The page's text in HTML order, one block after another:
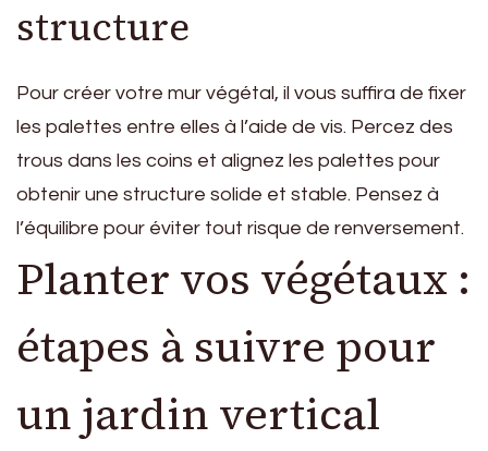
structure
Pour créer votre mur végétal, il vous suffira de fixer
les palettes entre elles à l’aide de vis. Percez des
trous dans les coins et alignez les palettes pour
obtenir une structure solide et stable. Pensez à
l’équilibre pour éviter tout risque de renversement.
Planter vos végétaux :
étapes à suivre pour
un jardin vertical